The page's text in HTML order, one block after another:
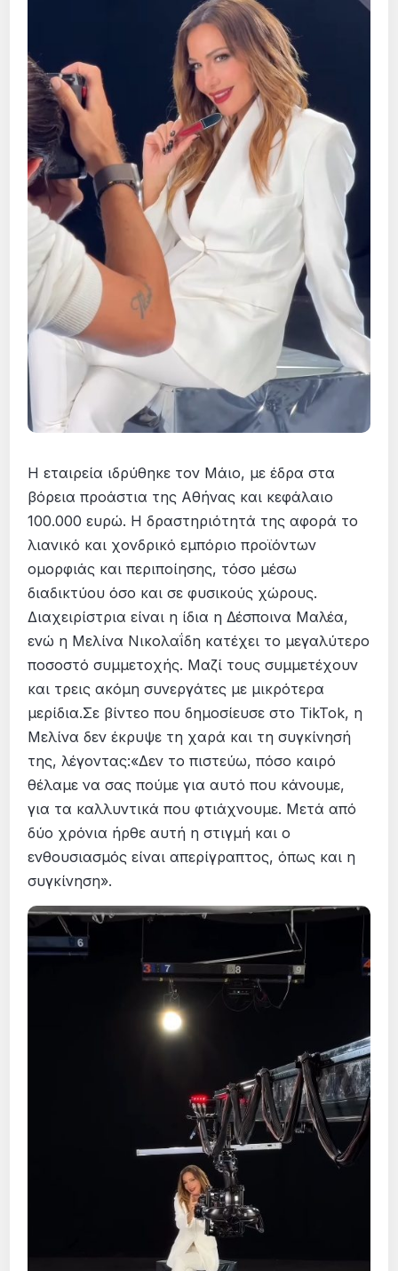
Η εταιρεία ιδρύθηκε τον Μάιο, με έδρα στα
βόρεια προάστια της Αθήνας και κεφάλαιο
100.000 ευρώ. Η δραστηριότητά της αφορά το
λιανικό και χονδρικό εμπόριο προϊόντων
ομορφιάς και περιποίησης, τόσο μέσω
διαδικτύου όσο και σε φυσικούς χώρους.
Διαχειρίστρια είναι η ίδια η Δέσποινα Μαλέα,
ενώ η Μελίνα Νικολαΐδη κατέχει το μεγαλύτερο
ποσοστό συμμετοχής. Μαζί τους συμμετέχουν
και τρεις ακόμη συνεργάτες με μικρότερα
μερίδια.Σε βίντεο που δημοσίευσε στο TikTok, η
Μελίνα δεν έκρυψε τη χαρά και τη συγκίνησή
της, λέγοντας:«Δεν το πιστεύω, πόσο καιρό
θέλαμε να σας πούμε για αυτό που κάνουμε,
για τα καλλυντικά που φτιάχνουμε. Μετά από
δύο χρόνια ήρθε αυτή η στιγμή και ο
ενθουσιασμός είναι απερίγραπτος, όπως και η
συγκίνηση».